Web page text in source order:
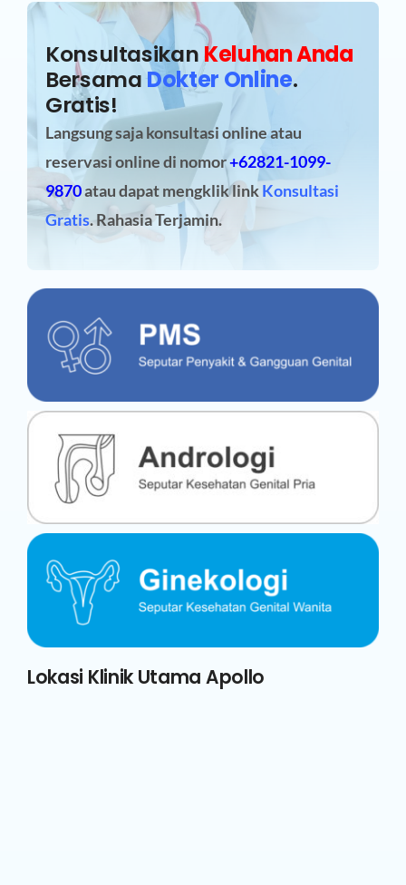
Konsultasikan Keluhan Anda
BersamaDokter Online.
Gratis!
Langsung saja konsultasi online atau
reservasi onlinedi nomor+62821-1099-
9870atau dapat mengklik linkKonsultasi
Gratis. Rahasia Terjamin.
Lokasi Klinik Utama Apollo